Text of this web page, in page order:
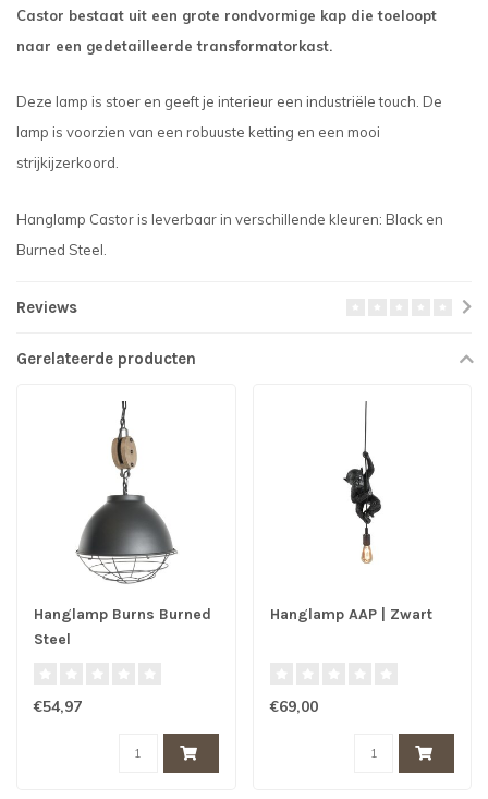
Castor bestaat uit een grote rondvormige kap die toeloopt
naar een gedetailleerde transformatorkast.
Deze lamp is stoer en geeft je interieur een industriële touch. De
lamp is voorzien van een robuuste ketting en een mooi
strijkijzerkoord.
Hanglamp Castor is leverbaar in verschillende kleuren: Black en
Burned Steel.
Reviews
Gerelateerde producten
Hanglamp Burns Burned
Steel
€54,97
Hanglamp AAP | Zwart
€69,00